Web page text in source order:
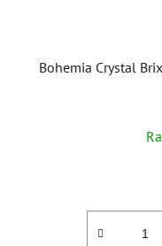
Bohemia Crystal